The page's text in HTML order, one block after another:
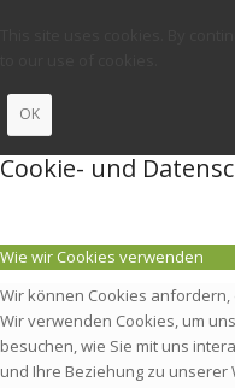
OK
Cookie- und
Wie wir Cookies verwenden
Wir können Cookies
Wir verwenden Cookies, um
besuchen, wie Sie mit uns
und Ihre Beziehung zu unserer